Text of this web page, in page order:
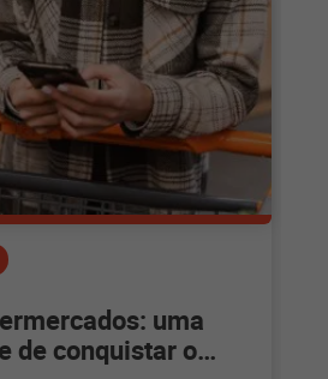
uma
de conquistar o